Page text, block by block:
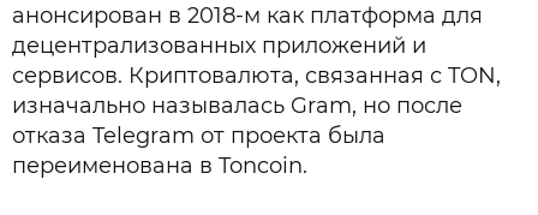
анонсирован в 2018-м как платформа для
децентрализованных приложений и
сервисов. Криптовалюта, связанная с TON,
изначально называлась Gram, но после
отказа Telegram от проекта была
переименована в Toncoin.